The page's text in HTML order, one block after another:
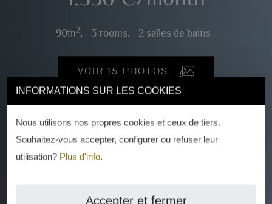
INFORMATIONS SUR LES COOKIES
Nous utilisons nos propres cookies et ceux de tiers.
Souhaitez-vous accepter, configurer ou refuser leur
utilisation? Plus d'info.
Accepter et fermer
90m2, 3 rooms, 2 salles de bains
VOIR 15 PHOTOS